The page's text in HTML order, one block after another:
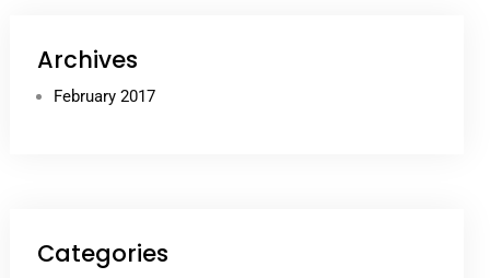
Archives
February 2017
Categories